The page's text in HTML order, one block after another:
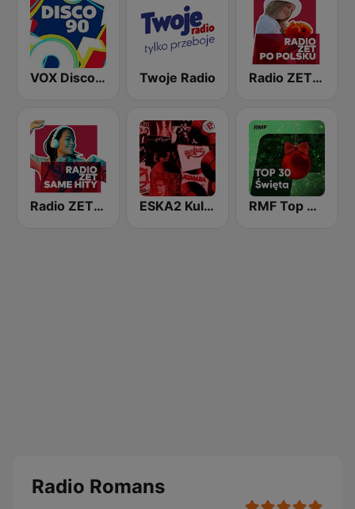
VOX Disco 90 Twoje Radio Radio ZET Polskie PL
Radio ZET Hits ESKA2 Kultowe Polskie RMF Top 30 święta
Radio Romans